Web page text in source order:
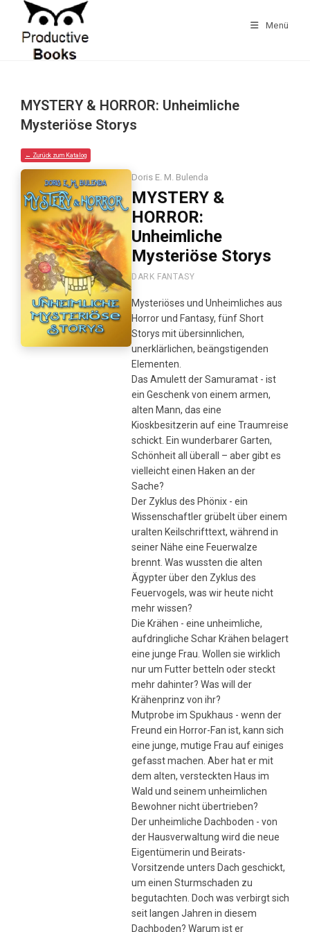
springen
Menü
MYSTERY & HORROR: Unheimliche
Mysteriöse Storys
← Zurück zum Katalog
Doris E. M. Bulenda
MYSTERY &
HORROR:
Unheimliche
Mysteriöse Storys
DARK FANTASY
Mysteriöses und Unheimliches aus
Horror und Fantasy, fünf Short
Storys mit übersinnlichen,
unerklärlichen, beängstigenden
Elementen.
Das Amulett der Samuramat - ist
ein Geschenk von einem armen,
alten Mann, das eine
Kioskbesitzerin auf eine Traumreise
schickt. Ein wunderbarer Garten,
Schönheit all überall – aber gibt es
vielleicht einen Haken an der
Sache?
Der Zyklus des Phönix - ein
Wissenschaftler grübelt über einem
uralten Keilschrifttext, während in
seiner Nähe eine Feuerwalze
brennt. Was wussten die alten
Ägypter über den Zyklus des
Feuervogels, was wir heute nicht
mehr wissen?
Die Krähen - eine unheimliche,
aufdringliche Schar Krähen belagert
eine junge Frau. Wollen sie wirklich
nur um Futter betteln oder steckt
mehr dahinter? Was will der
Krähenprinz von ihr?
Mutprobe im Spukhaus - wenn der
Freund ein Horror-Fan ist, kann sich
eine junge, mutige Frau auf einiges
gefasst machen. Aber hat er mit
dem alten, versteckten Haus im
Wald und seinem unheimlichen
Bewohner nicht übertrieben?
Der unheimliche Dachboden - von
der Hausverwaltung wird die neue
Eigentümerin und Beirats-
Vorsitzende unters Dach geschickt,
um einen Sturmschaden zu
begutachten. Doch was verbirgt sich
seit langen Jahren in diesem
Dachboden? Warum ist er